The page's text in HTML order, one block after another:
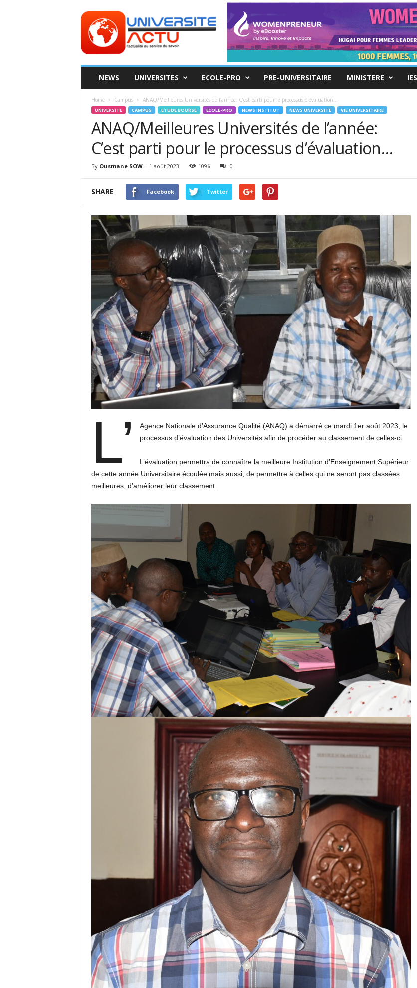
ACTU
NEWS UNIVERSITES ECOLE-PRO PRE-UNIVERSITAIRE MINISTERE IES
Home Campus ANAQ/Meilleures Universités de l’année: C’est parti pour le processus d’évaluation…
UNIVERSITE CAMPUS ETUDE BOURSE ECOLE-PRO NEWS INSTITUT NEWS UNIVERSITE VIE UNIVERSITAIRE
ANAQ/Meilleures Universités de l’année:
C’est parti pour le processus d’évaluation…
By Ousmane SOW- 1 août 2023 1096 0
SHARE Facebook Twitter
L’
Agence Nationale d’Assurance Qualité (ANAQ) a démarré ce mardi 1er août 2023, le
processus d’évaluation des Universités afin de procéder au classement de celles-ci.
L’évaluation permettra de connaître la meilleure Institution d’Enseignement Supérieur
de cette année Universitaire écoulée mais aussi, de permettre à celles qui ne seront pas classées
meilleures, d’améliorer leur classement.